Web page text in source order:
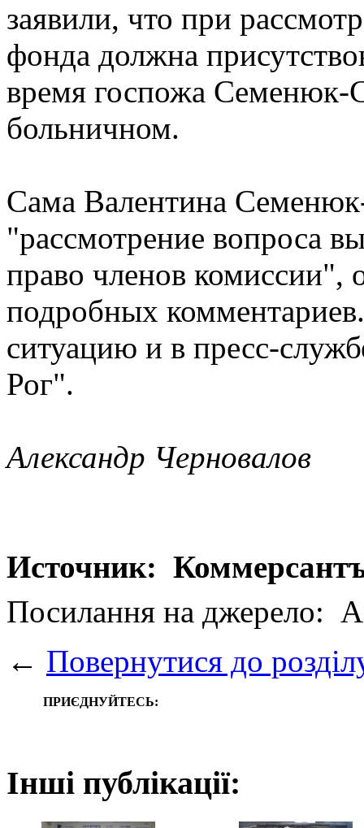
заявили, что при
фонда должна
время госпожа Семенюк-
больничном.
Сама Валентина
"рассмотрение вопроса
право членов комиссии",
подробных
ситуацию и в пресс-
Рог".
Александр Черновалов
Источник:
Посилання на джерело:
← Повернутися до
ПРИЄДНУЙТЕСЬ:
Інші публікації: